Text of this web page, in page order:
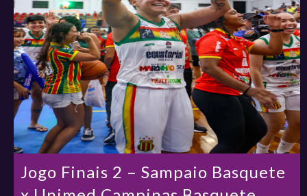
Jogo Finais 2 – Sampaio Basquete